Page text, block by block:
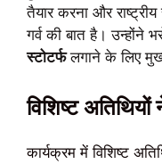
तैयार करना और
गर्व की बात है। उन्होंने
स्टोटर्फलगाने के लिए
विशिष्ट अतिथियों
कार्यक्रम में विशिष्ट